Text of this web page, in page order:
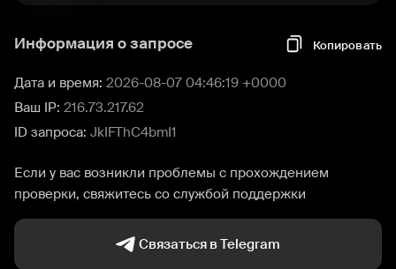
Информация о запросе Копировать
Дата и время: 2026-08-07 04:46:19 +0000
Ваш IP: 216.73.217.62
ID запроса: JkIFThC4bmI1
Если у вас возникли проблемы с прохождением
проверки, свяжитесь со службой поддержки
Связаться в Telegram